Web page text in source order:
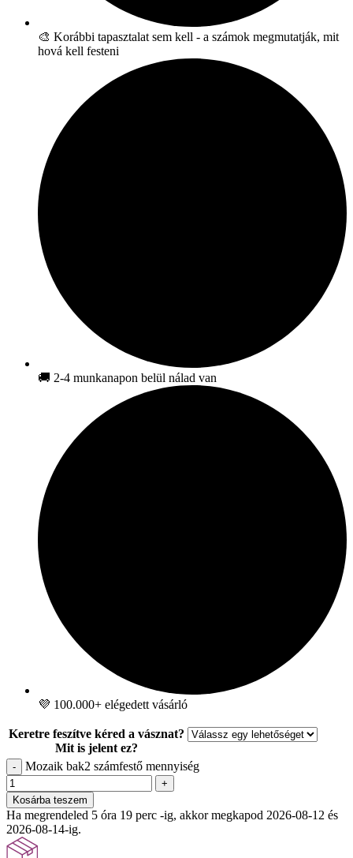
🎨 Korábbi tapasztalat sem kell - a számok megmutatják, mit
hová kell festeni
🚚 2-4 munkanapon belül nálad van
💜 100.000+ elégedett vásárló
Keretre feszítve kéred a vásznat?
Mit is jelent ez?
- Mozaik bak2 számfestő mennyiség
+
Kosárba teszem
Ha megrendeled 5 óra 18 perc 59 mp -ig, akkor megkapod 2026-08-
12 és 2026-08-14-ig.